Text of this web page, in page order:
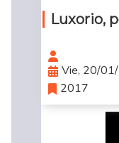
Luxorio,
Vie, 20/
2017